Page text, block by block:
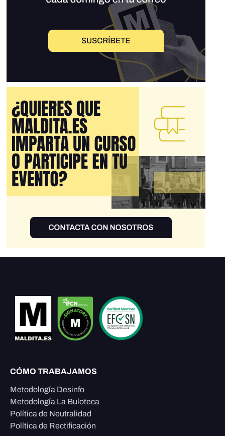
CÓMO TRABAJAMOS
Metodología Desinfo
Metodología La Buloteca
Política de Neutralidad
Política de Rectificación